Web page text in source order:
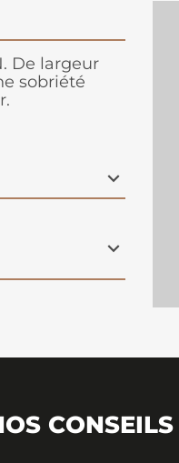
De largeur
sobriété
CONSEILS